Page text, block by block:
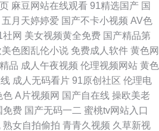
麻豆网站在线观看 91精选国产 国
五月天婷婷爱 国产不卡小视频 AV色
社网 美女视频黄全免费 国产精品第
美色图乱伦小说 免费成人软件 黄色网
品 成人午夜视频 伦理视频网站 黄色
成人无码看片 91原创社区 伦理电
色 A片视频网 国产自在线 操欧美老
免费 国产无码一二 蜜桃tv网站入口
熟女自拍偷拍 青青久视频 久草新视